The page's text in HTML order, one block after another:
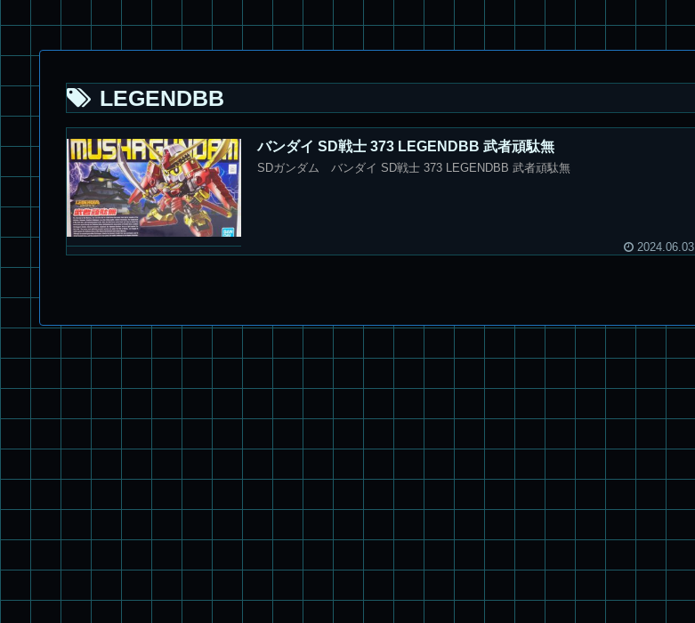
LEGENDBB
バンダイ SD戦士 373 LEGENDBB 武者頑駄無
SDガンダム バンダイ SD戦士 373 LEGENDBB 武者頑駄無
2024.06.03